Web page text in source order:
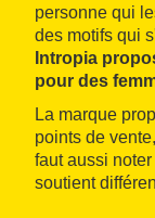
personne qui
des motifs qui
Intropia
pour des
La marque
points de
faut aussi
soutient